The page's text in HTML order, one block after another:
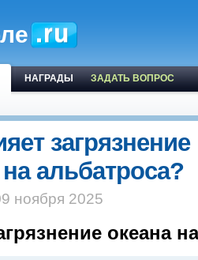
НАГРАДЫ ЗАДАТЬ ВОПРОС
загрязнение
альбатроса?
ноября 2025
океана